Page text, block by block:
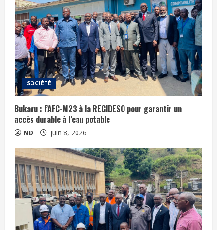
SOCIÉTÉ
Bukavu : l’AFC-M23 à la REGIDESO pour garantir un
accès durable à l’eau potable
ND juin 8, 2026